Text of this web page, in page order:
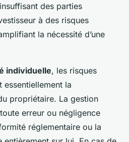
des parties
à des risques
la nécessité d’une
individuelle, les risques
essentiellement la
propriétaire. La gestion
erreur ou négligence
réglementaire ou la